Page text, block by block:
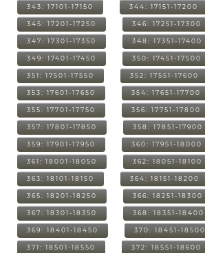
343: 17101-17150 344: 17151-17200
345: 17201-17250 346: 17251-17300
347: 17301-17350 348: 17351-17400
349: 17401-17450 350: 17451-17500
351: 17501-17550 352: 17551-17600
353: 17601-17650 354: 17651-17700
355: 17701-17750 356: 17751-17800
357: 17801-17850 358: 17851-17900
359: 17901-17950 360: 17951-18000
361: 18001-18050 362: 18051-18100
363: 18101-18150 364: 18151-18200
365: 18201-18250 366: 18251-18300
367: 18301-18350 368: 18351-18400
369: 18401-18450 370: 18451-18500
371: 18501-18550 372: 18551-18600